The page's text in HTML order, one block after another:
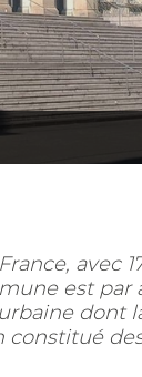
avec
est
dont
constitué